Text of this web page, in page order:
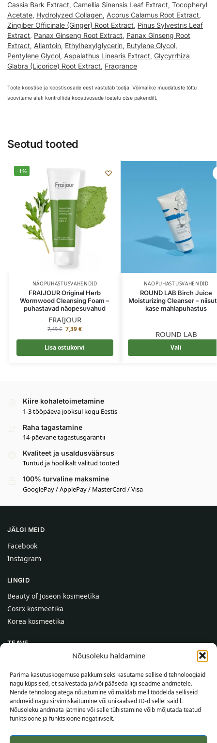
Nõusoleku haldamine
Parima kasutuskogemuse pakkumiseks kasutame selliseid tehnoloogiaid
nagu küpsised, et salvestada ja/või pääseda ligi seadme andmetele.
Nende tehnoloogiatega nõustumine võimaldab meil töödelda selliseid
andmeid nagu sirvimiskäitumine või unikaalsed ID-d sellel saidil.
Nõusoleku andmata jätmine või selle tühistamine võib mõjutada teatud
funktsioone ja funktsioone negatiivselt.
Cassia Bark Extract, Camellia Sinensis Leaf Extract, Tocopheryl
Acetate, Hydrolyzed Collagen, Acorus Calamus Root Extract,
Zingiber Officinale (Ginger) Root Extract, Pinus Sylvestris Leaf
Extract, Panax Ginseng Root Extract, Panax Ginseng Root
Extract, Allantoin, Ethylhexylglycerin, Butylene Glycol,
Pentylene Glycol, Aspalathus Linearis Extract, Glycyrrhiza
Glabra (Licorice) Root Extract, Fragrance
Toote koostise ja koostisosade eest vastutab tootja. Võimalike muudatuste tõttu
soovitame alati kontrollida koostisosade loetelu otse pakendilt.
Seotud tooted
-1%
NÄOPUHASTUSVAHENDID
FRAIJOUR Original Herb
Wormwood Cleansing Foam –
puhastavad näopesuvahud
FRAIJOUR
7,49€ 7,39€
Lisa ostukorvi
NÄOPUHASTUSVAHENDID
ROUND LAB Birch Juice
Moisturizing Cleanser –
kase mahlapuhastus
ROUND LAB
Vali
Kiire kohaletoimetamine
1-3 tööpäeva jooksul kogu Eestis
Raha tagastamine
14-päevane tagastusgarantii
Kvaliteet ja usaldusväärsus
Tuntud ja hoolikalt valitud tooted
100% turvaline maksmine
GooglePay / ApplePay / MasterCard / Visa
JÄLGI MEID
Facebook
Instagram
LINGID
Beauty of Joseon kosmeetika
Cosrx kosmeetika
Korea kosmeetika
TEAVE
Kontaktid
Abi
TEAVE OSTJALE
Tarnetingimused
Tingimused